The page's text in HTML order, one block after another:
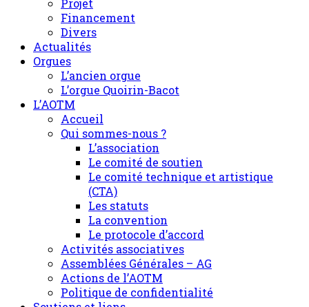
Projet
Financement
Divers
Actualités
Orgues
L’ancien orgue
L’orgue Quoirin-Bacot
L’AOTM
Accueil
Qui sommes-nous ?
L’association
Le comité de soutien
Le comité technique et artistique
(CTA)
Les statuts
La convention
Le protocole d’accord
Activités associatives
Assemblées Générales – AG
Actions de l’AOTM
Politique de confidentialité